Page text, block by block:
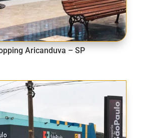
Aricanduva – SP